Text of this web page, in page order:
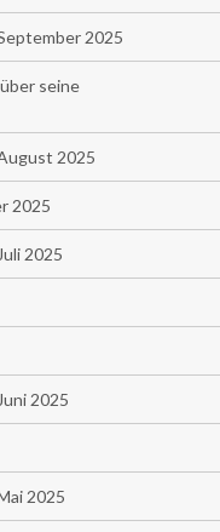
2025
seine
2025
2025
2025
2025
2025